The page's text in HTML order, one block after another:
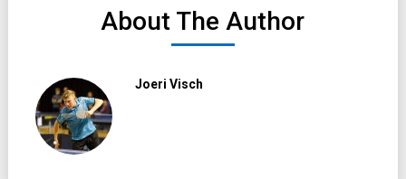
About The Author
Joeri Visch